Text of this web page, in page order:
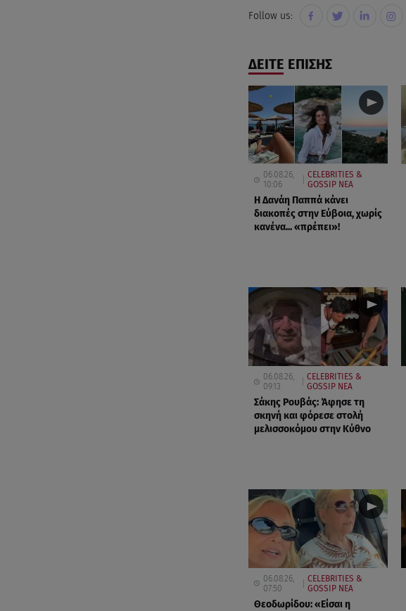
Follow us:
ΔΕΙΤΕ ΕΠΙΣΗΣ
06.08.26,
10:06
CELEBRITIES &
GOSSIP ΝΕΑ
Η Δανάη Παππά κάνει
διακοπές στην Εύβοια, χωρίς
κανένα... «πρέπει»!
06.08.26,
09:13
CELEBRITIES &
GOSSIP ΝΕΑ
Σάκης Ρουβάς: Άφησε τη
σκηνή και φόρεσε στολή
μελισσοκόμου στην Κύθνο
06.08.26,
07:50
CELEBRITIES &
GOSSIP ΝΕΑ
Θεοδωρίδου: «Είσαι η